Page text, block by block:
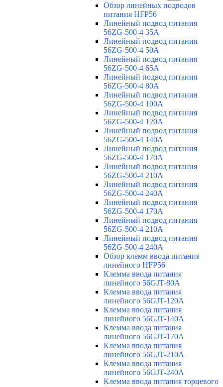
Обзор линейных подводов
питания HFP56
Линейный подвод питания
56ZG-500-4 35A
Линейный подвод питания
56ZG-500-4 50A
Линейный подвод питания
56ZG-500-4 65A
Линейный подвод питания
56ZG-500-4 80A
Линейный подвод питания
56ZG-500-4 100A
Линейный подвод питания
56ZG-500-4 120A
Линейный подвод питания
56ZG-500-4 140A
Линейный подвод питания
56ZG-500-4 170A
Линейный подвод питания
56ZG-500-4 210A
Линейный подвод питания
56ZG-500-4 240A
Линейный подвод питания
56ZG-500-4 170A
Линейный подвод питания
56ZG-500-4 210A
Линейный подвод питания
56ZG-500-4 240A
Обзор клемм ввода питания
линейного HFP56
Клемма ввода питания
линейного 56GJT-80A
Клемма ввода питания
линейного 56GJT-120A
Клемма ввода питания
линейного 56GJT-140A
Клемма ввода питания
линейного 56GJT-170A
Клемма ввода питания
линейного 56GJT-210A
Клемма ввода питания
линейного 56GJT-240A
Клемма ввода питания торцевого